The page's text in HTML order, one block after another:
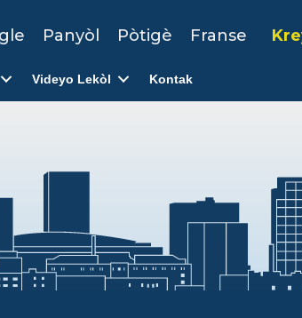
Panyòl Pòtigè Franse
Videyo Lekòl Kontak